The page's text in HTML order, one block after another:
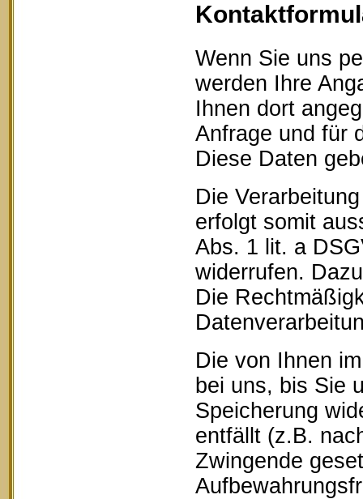
Wenn Sie uns
werden Ihre
Ihnen dort
Anfrage und für
Diese Daten
Die
erfolgt somit
Abs. 1 lit. a
widerrufen.
Die
Die von Ihnen
bei uns, bis Sie
Speicherung
entfällt (z.B.
Zwingende